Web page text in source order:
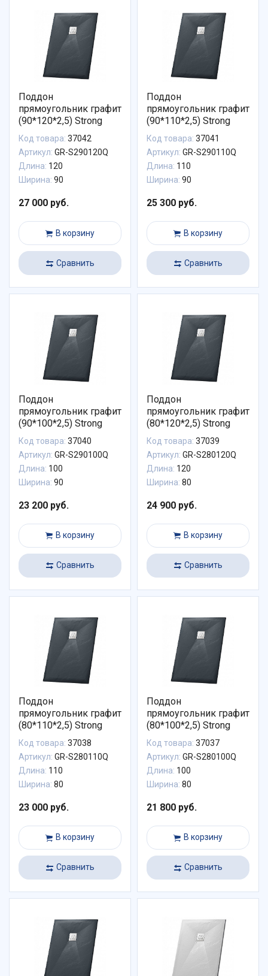
Поддон
прямоугольник графит
(90*120*2,5) Strong
Код товара: 37042
Артикул: GR-S290120Q
Длина: 120
Ширина: 90
27 000 руб.
В корзину
Сравнить
Поддон
прямоугольник графит
(90*110*2,5) Strong
Код товара: 37041
Артикул: GR-S290110Q
Длина: 110
Ширина: 90
25 300 руб.
В корзину
Сравнить
Поддон
прямоугольник графит
(90*100*2,5) Strong
Код товара: 37040
Артикул: GR-S290100Q
Длина: 100
Ширина: 90
23 200 руб.
В корзину
Сравнить
Поддон
прямоугольник графит
(80*120*2,5) Strong
Код товара: 37039
Артикул: GR-S280120Q
Длина: 120
Ширина: 80
24 900 руб.
В корзину
Сравнить
Поддон
прямоугольник графит
(80*110*2,5) Strong
Код товара: 37038
Артикул: GR-S280110Q
Длина: 110
Ширина: 80
23 000 руб.
В корзину
Сравнить
Поддон
прямоугольник графит
(80*100*2,5) Strong
Код товара: 37037
Артикул: GR-S280100Q
Длина: 100
Ширина: 80
21 800 руб.
В корзину
Сравнить